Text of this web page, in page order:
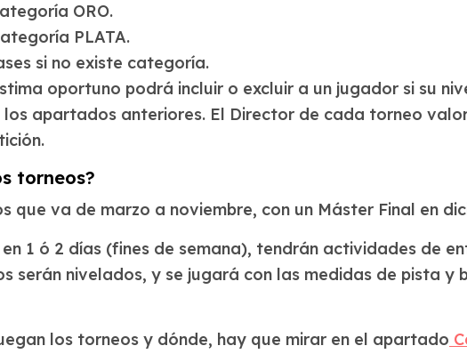
ORO.
PLATA.
si no existe categoría.
oportuno podrá incluir o excluir a un jugador si su
los apartados anteriores. El Director de cada torneo
torneos?
que va de marzo a noviembre, con un Máster Final en
1 ó 2 días (fines de semana), tendrán actividades de
serán nivelados, y se jugará con las medidas de pista
los torneos y dónde, hay que mirar en el apartado